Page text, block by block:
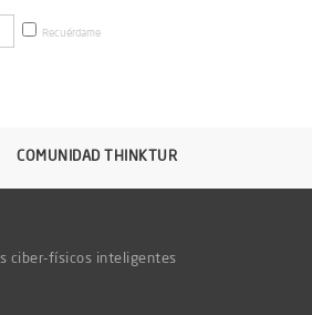
Recuérdame
COMUNIDAD THINKTUR
ciber-físicos inteligentes